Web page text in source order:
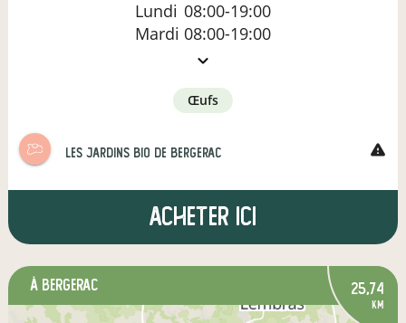
Lundi 08:00-19:00
Mardi 08:00-19:00
œufs
les jardins bio de bergerac warning
Acheter ici
à Bergerac 25,74
km